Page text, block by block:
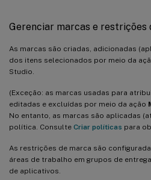
Gerenciar marcas e restrições
As marcas são criadas, adicionadas
dos itens selecionados por meio da
Studio.
(Exceção: as marcas usadas para
editadas e excluídas por meio da ação
No entanto, as marcas são aplicadas
política. Consulte Criar políticas para
As restrições de marca são
áreas de trabalho em grupos de
de aplicativos.